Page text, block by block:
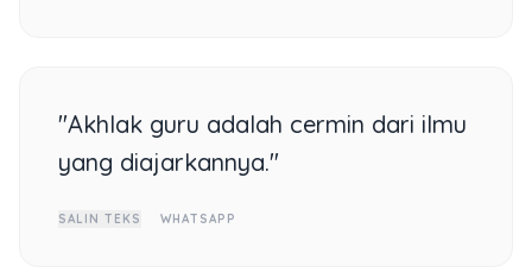
"Akhlak guru adalah cermin dari ilmu
yang diajarkannya."
SALIN TEKS WHATSAPP